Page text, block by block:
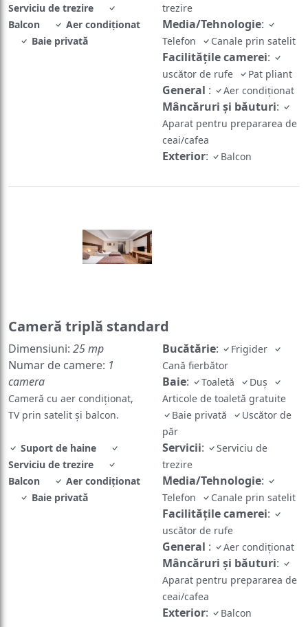
Serviciu de trezire
Balcon
Aer condiţionat
Baie privată
trezire
Media/Tehnologie:
Telefon Canale prin satelit
Facilităţile camerei:
uscător de rufe Pat pliant
General : Aer condiţionat
Mâncăruri și băuturi:
Aparat pentru prepararea de
ceai/cafea
Exterior: Balcon
Cameră triplă standard
Dimensiuni: 25 mp
Numar de camere: 1
camera
Cameră cu aer condiționat,
TV prin satelit și balcon.
Suport de haine
Serviciu de trezire
Balcon
Aer condiţionat
Baie privată
Bucătărie:
Frigider
Cană fierbător
Baie: Toaletă
Duş
Articole de toaletă gratuite
Baie privată
Uscător de
păr
Servicii:
Serviciu de
trezire
Media/Tehnologie:
Telefon Canale prin satelit
Facilităţile camerei:
uscător de rufe
General : Aer condiţionat
Mâncăruri și băuturi:
Aparat pentru prepararea de
ceai/cafea
Exterior: Balcon